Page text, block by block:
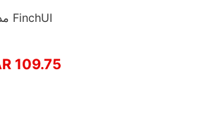
مدونة FinchUI
109.75